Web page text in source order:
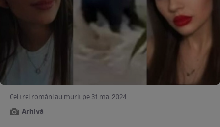
Cei trei români au murit pe 31 mai 2024
Arhivă